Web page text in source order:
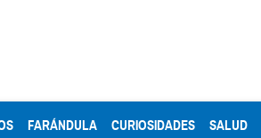
FARÁNDULA CURIOSIDADES SALUD